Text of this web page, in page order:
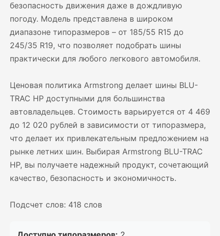
безопасность движения даже в дождливую
погоду. Модель представлена в широком
диапазоне типоразмеров – от 185/55 R15 до
245/35 R19, что позволяет подобрать шины
практически для любого легкового автомобиля.
Ценовая политика Armstrong делает шины BLU-
TRAC HP доступными для большинства
автовладельцев. Стоимость варьируется от 4 469
до 12 020 рублей в зависимости от типоразмера,
что делает их привлекательным предложением на
рынке летних шин. Выбирая Armstrong BLU-TRAC
HP, вы получаете надежный продукт, сочетающий
качество, безопасность и экономичность.
Подсчет слов: 418 слов